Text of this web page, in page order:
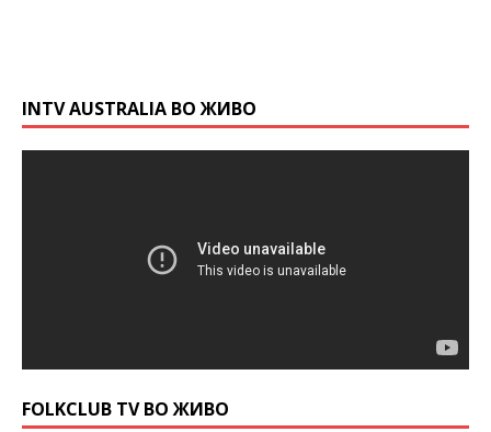
INTV AUSTRALIA ВО ЖИВО
FOLKCLUB TV ВО ЖИВО